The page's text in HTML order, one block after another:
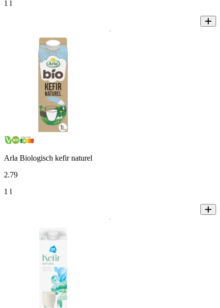
1 l
Arla Biologisch kefir naturel
2.79
1 l